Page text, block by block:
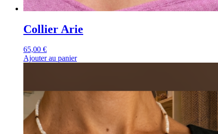
Collier Arie
65,00 €
Ajouter au panier